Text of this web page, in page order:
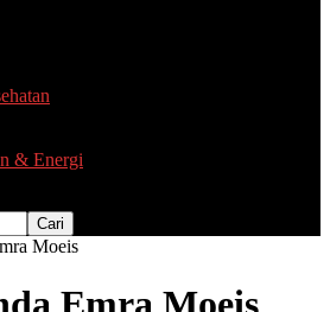
& Energi
Moeis